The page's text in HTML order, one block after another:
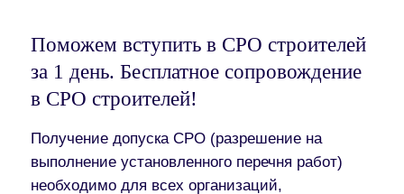
Поможем вступить в СРО строителей
за 1 день. Бесплатное сопровождение
в СРО строителей!
Получение допуска СРО (разрешение на
выполнение установленного перечня работ)
необходимо для всех организаций,